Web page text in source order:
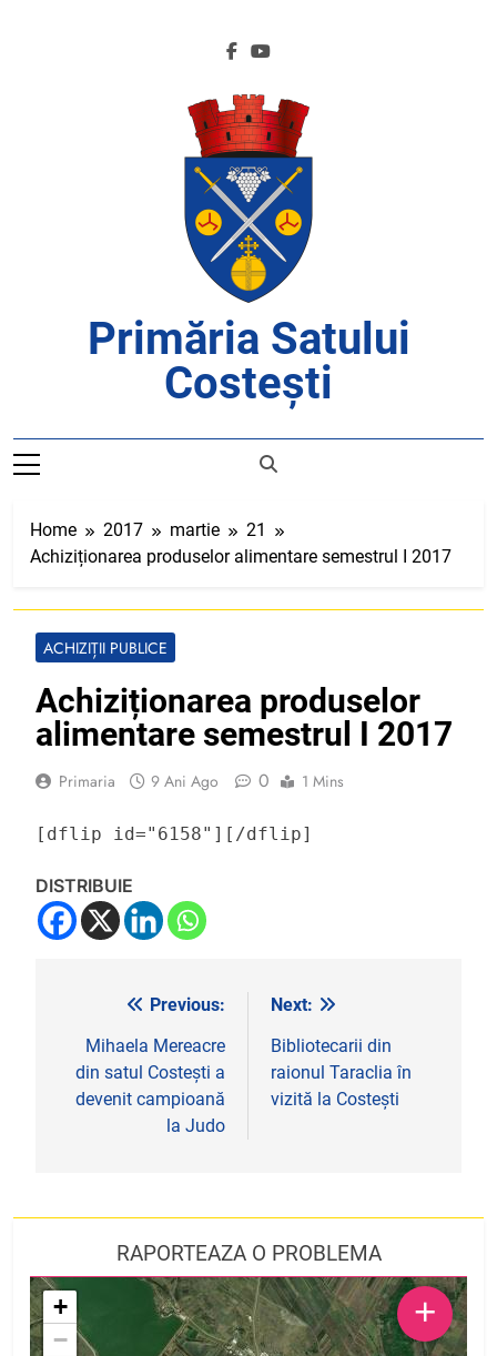
Primăria Satului
Costești
Home 2017 martie
21
Achiziționarea produselor alimentare semestrul I 2017
ACHIZIȚII PUBLICE
Achiziționarea produselor
alimentare semestrul I 2017
Primaria 9 Ani Ago 0 1 Mins
[dflip id="6158"][/dflip]
DISTRIBUIE
Navigare
articole
Previous:
Mihaela Mereacre
din satul Costești a
devenit campioană
la Judo
Next:
Bibliotecarii din
raionul Taraclia în
vizită la Costești
RAPORTEAZA O PROBLEMA
+
−
+